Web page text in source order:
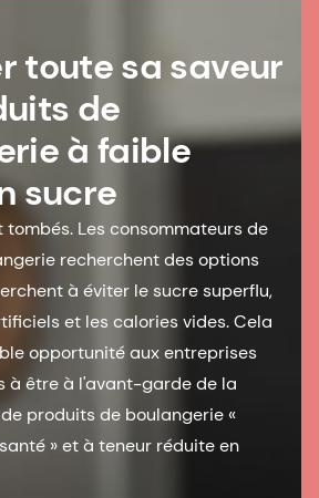
toute sa saveur
de
à faible
sucre
tombés. Les consommateurs de
recherchent des options
à éviter le sucre superflu,
et les calories vides. Cela
opportunité aux entreprises
à être à l'avant-garde de la
produits de boulangerie «
» et à teneur réduite en